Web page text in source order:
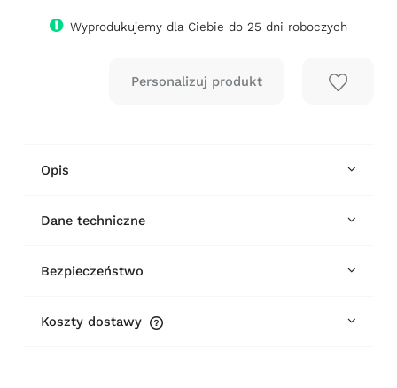
Wyprodukujemy dla Ciebie do 25 dni roboczych
Opis
Dane techniczne
Bezpieczeństwo
Koszty dostawy